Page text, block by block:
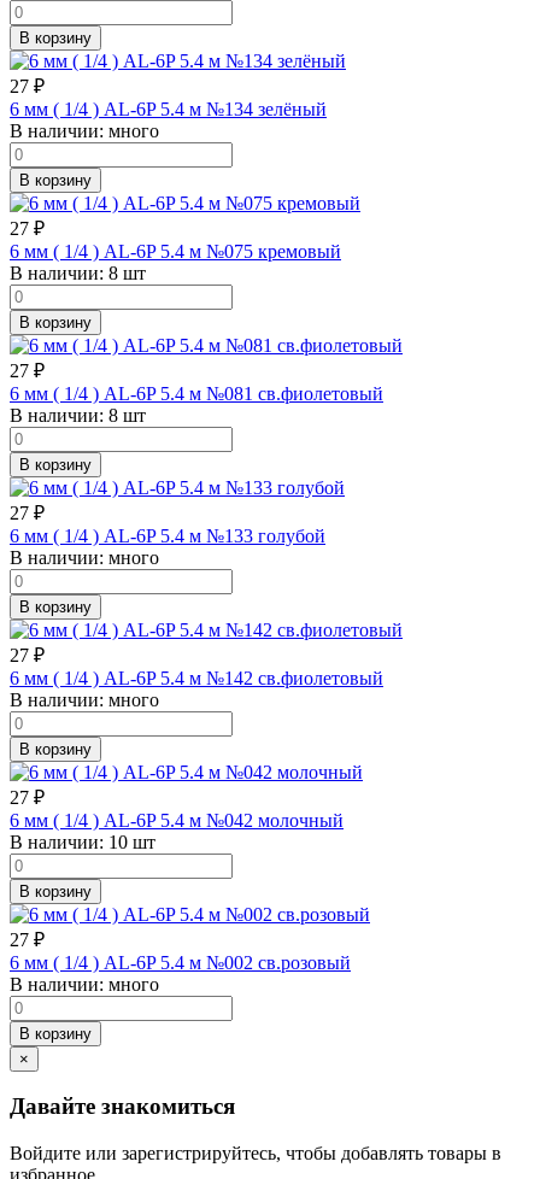
В корзину
27 ₽
6 мм ( 1/4 ) AL-6P 5.4 м №134 зелёный
В наличии: много
В корзину
27 ₽
6 мм ( 1/4 ) AL-6P 5.4 м №075 кремовый
В наличии: 8 шт
В корзину
27 ₽
6 мм ( 1/4 ) AL-6P 5.4 м №081 св.фиолетовый
В наличии: 8 шт
В корзину
27 ₽
6 мм ( 1/4 ) AL-6P 5.4 м №133 голубой
В наличии: много
В корзину
27 ₽
6 мм ( 1/4 ) AL-6P 5.4 м №142 св.фиолетовый
В наличии: много
В корзину
27 ₽
6 мм ( 1/4 ) AL-6P 5.4 м №042 молочный
В наличии: 10 шт
В корзину
27 ₽
6 мм ( 1/4 ) AL-6P 5.4 м №002 св.розовый
В наличии: много
В корзину
×
Давайте знакомиться
Войдите или зарегистрируйтесь, чтобы добавлять товары в
избранное